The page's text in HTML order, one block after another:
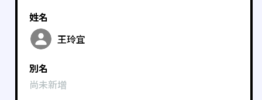
姓名
王玲宜
別名
尚未新增